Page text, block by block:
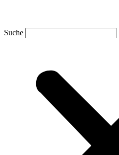
Suche